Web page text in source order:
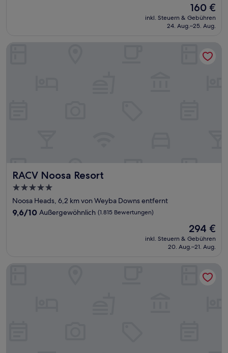
Der
Preis
beträgt
160 €
inkl. Steuern & Gebühren
24. Aug.–25. Aug.
RACV Noosa Resort
RACV Noosa Resort
5.0-
Sterne-
Unterkunft
Noosa Heads, 6,2 km von Weyba Downs entfernt
9.6
9,6/10 Außergewöhnlich (1.815 Bewertungen)
Der
Preis
beträgt
294 €
inkl. Steuern & Gebühren
20. Aug.–21. Aug.
RACV Noosa Resort